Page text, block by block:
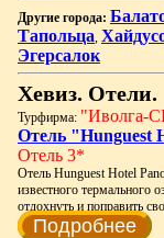
Другие города:
Тапольца,
Эгерсалок
Хевиз. Отели.
Турфирма: "Иволга-
Отель "Hunguest
Отель 3*
Отель Hunguest Hotel
известного термального
отдохнуть и поправить
Подробнее